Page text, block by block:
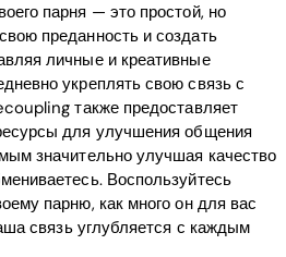
парня — это простой, но
преданность и создать
личные и креативные
укреплять свою связь с
также предоставляет
для улучшения общения
значительно улучшая качество
Воспользуйтесь
парню, как много он для вас
связь углубляется с каждым